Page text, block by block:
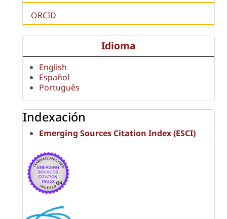
ORCID
Idioma
English
Español
Português
Indexación
Emerging Sources Citation Index (ESCI)